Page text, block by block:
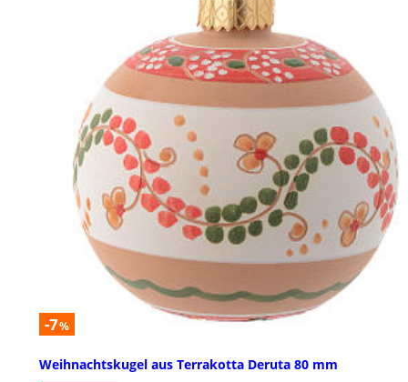
-7%
Weihnachtskugel aus Terrakotta Deruta 80 mm